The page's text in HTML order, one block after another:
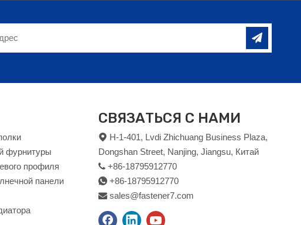
фурнитуры
профиля
панели
СВЯЗАТЬСЯ С НАМИ
 H-1-401, Lvdi Zhichuang Business Plaza,
Dongshan Street, Nanjing, Jiangsu, Китай
 +86-18795912770
 +86-18795912770
 sales@fastener7.com